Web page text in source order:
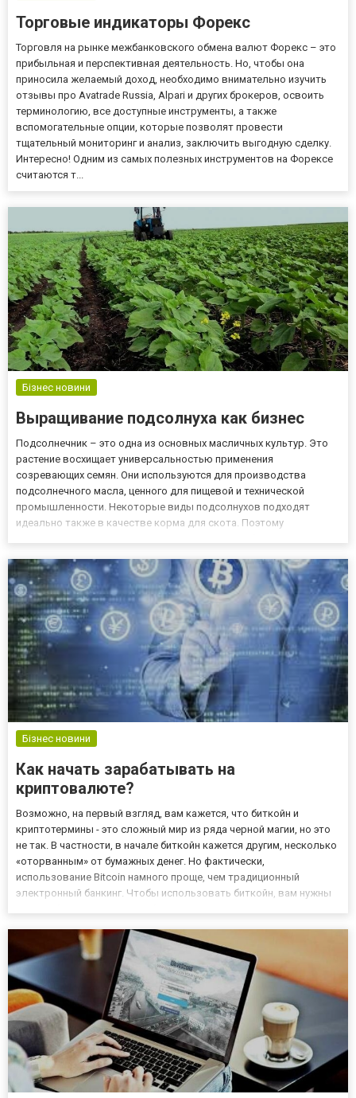
Торговые индикаторы Форекс
Торговля на рынке межбанковского обмена валют Форекс – это
прибыльная и перспективная деятельность. Но, чтобы она
приносила желаемый доход, необходимо внимательно изучить
отзывы про Avatrade Russia, Alpari и других брокеров, освоить
терминологию, все доступные инструменты, а также
вспомогательные опции, которые позволят провести
тщательный мониторинг и анализ, заключить выгодную сделку.
Интересно! Одним из самых полезных инструментов на Форексе
считаются т...
Бізнес новини
Выращивание подсолнуха как бизнес
Подсолнечник – это одна из основных масличных культур. Это
растение восхищает универсальностью применения
созревающих семян. Они используются для производства
подсолнечного масла, ценного для пищевой и технической
промышленности. Некоторые виды подсолнухов подходят
идеально также в качестве корма для скота. Поэтому
подсолнечника, следует выбрать пло...
Бізнес новини
Как начать зарабатывать на
криптовалюте?
Возможно, на первый взгляд, вам кажется, что биткойн и
криптотермины - это сложный мир из ряда черной магии, но это
не так. В частности, в начале биткойн кажется другим, несколько
«оторванным» от бумажных денег. Но фактически,
использование Bitcoin намного проще, чем традиционный
электронный банкинг. Чтобы использовать биткойн, вам нужны